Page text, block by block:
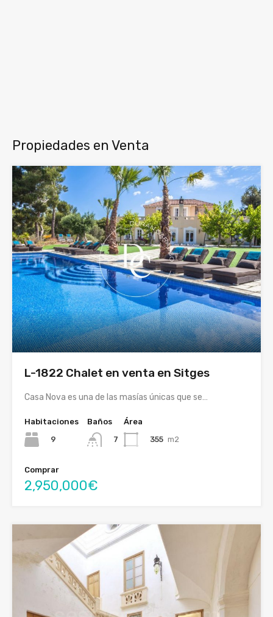
Propiedades en Venta
L-1822 Chalet en venta en Sitges
Casa Nova es una de las masías únicas que se…
Habitaciones
9
Baños
7
Área
355 m2
Comprar
2,950,000€